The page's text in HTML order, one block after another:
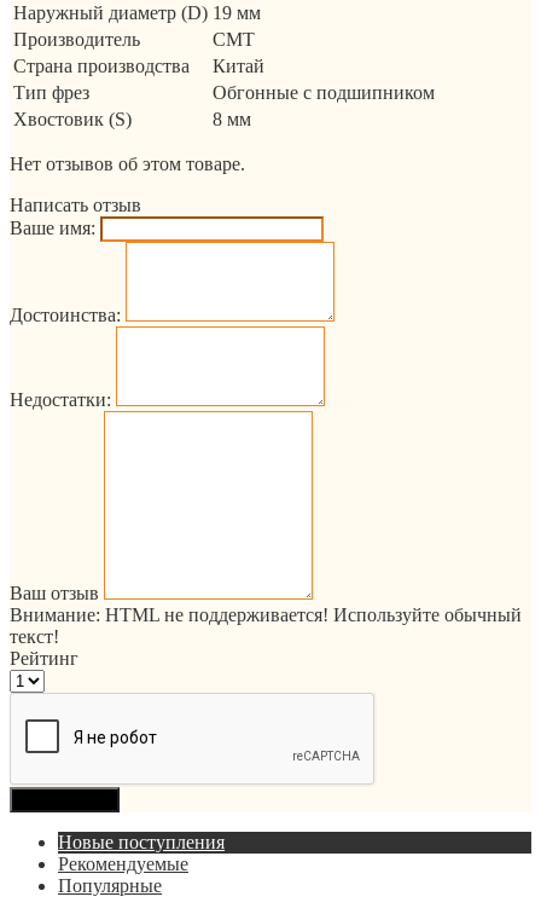
Наружный диаметр (D) 19 мм
Производитель
CMT
Страна производства
Китай
Тип фрез
Обгонные с подшипником
Хвостовик (S)
8 мм
Нет отзывов об этом товаре.
Написать отзыв
Ваше имя:
Достоинства:
Недостатки:
Ваш отзыв
Внимание: HTML не поддерживается! Используйте обычный
текст!
Рейтинг
Новые поступления
Рекомендуемые
Популярные